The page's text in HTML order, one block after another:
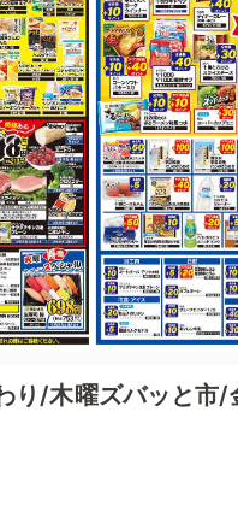
り/木曜ズバッと市/